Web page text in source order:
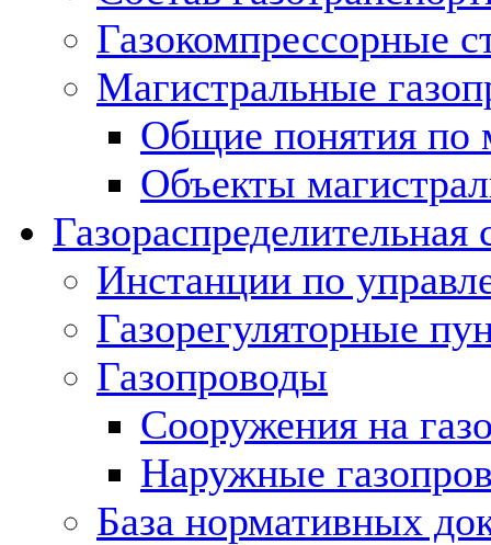
Газокомпрессорные
Магистральные
Общие понятия по
Объекты
Газораспределительная
Инстанции по
Газорегуляторные
Газопроводы
Сооружения на
Наружные
База нормативных